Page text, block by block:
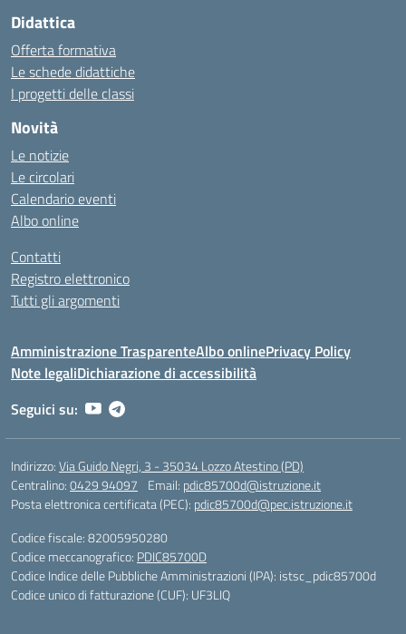
Didattica
Offerta formativa
Le schede didattiche
I progetti delle classi
Novità
Le notizie
Le circolari
Calendario eventi
Albo online
Contatti
Registro elettronico
Tutti gli argomenti
Amministrazione TrasparenteAlbo onlinePrivacy Policy
Note legaliDichiarazione di accessibilità
Seguici su:
Indirizzo:Via Guido Negri, 3 - 35034 Lozzo Atestino (PD)
Centralino:0429 94097 Email: pdic85700d@istruzione.it
Posta elettronica certificata (PEC): pdic85700d@pec.istruzione.it
Codice fiscale: 82005950280
Codice meccanografico: PDIC85700D
Codice Indice delle Pubbliche Amministrazioni (IPA): istsc_pdic85700d
Codice unico di fatturazione (CUF): UF3LIQ